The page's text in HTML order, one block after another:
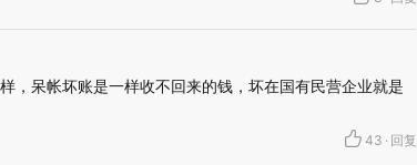
，呆帐坏账是一样收不回来的钱，坏在国有民营企业就是
43 · 回复